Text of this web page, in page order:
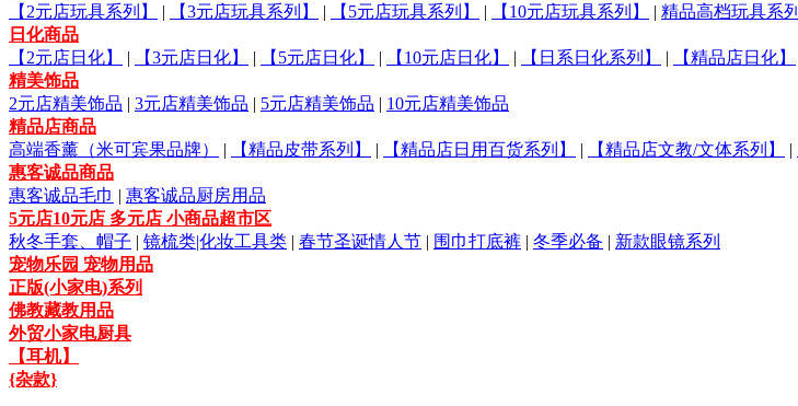
【2元店玩具系列】
| 【3元店玩具系列】 | 【5元店玩具系列】 | 【10元店玩具系列】 | 精品高档玩具系列
日化商品
【2元店日化】
| 【3元店日化】 | 【5元店日化】 | 【10元店日化】 | 【日系日化系列】 |
【精品店日化】
精美饰品
2元店精美饰品 | 3元店精美饰品 | 5元店精美饰品 | 10元店精美饰品
精品店商品
高端香薰（米可宾果品牌）
| 【精品皮带系列】 | 【精品店日用百货系列】 | 【精品店文教/文体系列】 |
惠客诚品商品
惠客诚品毛巾 | 惠客诚品厨房用品
5元店10元店 多元店 小商品超市区
秋冬手套、帽子 | 镜梳类|化妆工具类 | 春节圣诞情人节 | 围巾打底裤 | 冬季必备 | 新款眼镜系列
宠物乐园 宠物用品
正版(小家电)系列
佛教藏教用品
外贸小家电厨具
【耳机】
{杂款}